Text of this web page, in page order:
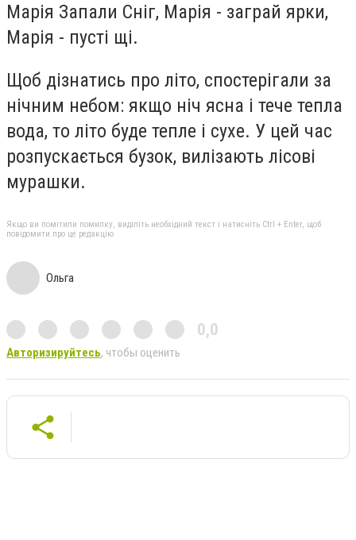
Марія Запали Сніг, Марія - заграй ярки,
Марія - пусті щі.
Щоб дізнатись про літо, спостерігали за
нічним небом: якщо ніч ясна і тече тепла
вода, то літо буде тепле і сухе. У цей час
розпускається бузок, вилізають лісові
мурашки.
Якщо ви помітили помилку, виділіть необхідний текст і натисніть Ctrl + Enter, щоб
повідомити про це редакцію
Ольга
0,0
Авторизируйтесь, чтобы оценить